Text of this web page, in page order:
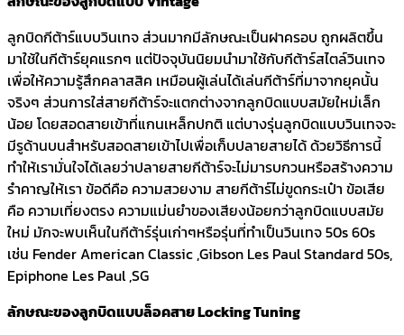
ลูกบิดกีต้าร์แบบวินเทจ ส่วนมากมีลักษณะเป็นฝาครอบ ถูกผลิตขึ้น
มาใช้ในกีต้าร์ยุคแรกๆ แต่ปัจจุบันนิยมนำมาใช้กับกีต้าร์สไตล์วินเทจ
เพื่อให้ความรู้สึกคลาสสิค เหมือนผู้เล่นได้เล่นกีต้าร์ที่มาจากยุคนั้น
จริงๆ ส่วนการใส่สายกีต้าร์จะแตกต่างจากลูกบิดแบบสมัยใหม่เล็ก
น้อย โดยสอดสายเข้าที่แกนเหล็กปกติ แต่บางรุ่นลูกบิดแบบวินเทจจะ
มีรูด้านบนสำหรับสอดสายเข้าไปเพื่อเก็บปลายสายได้ ด้วยวิธีการนี้
ทำให้เรามั่นใจได้เลยว่าปลายสายกีต้าร์จะไม่มารบกวนหรือสร้างความ
รำคาญให้เรา ข้อดีคือ ความสวยงาม สายกีต้าร์ไม่ขูดกระเป๋า ข้อเสีย
คือ ความเที่ยงตรง ความแม่นยำของเสียงน้อยกว่าลูกบิดแบบสมัย
ใหม่ มักจะพบเห็นในกีต้าร์รุ่นเก่าๆหรือรุ่นที่ทำเป็นวินเทจ 50s 60s
เช่น Fender American Classic ,Gibson Les Paul Standard 50s,
Epiphone Les Paul ,SG
ลักษณะของลูกบิดแบบล็อคสาย Locking Tuning